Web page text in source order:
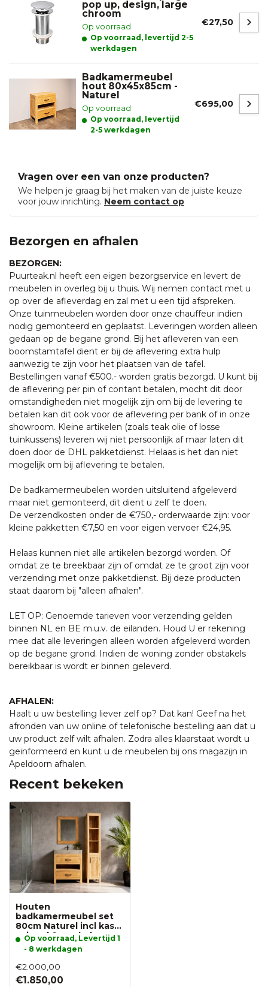
pop up, design, large
chroom
Op voorraad
Op voorraad, levertijd 2-5
werkdagen
€27,50
Badkamermeubel
hout 80x45x85cm -
Naturel
Op voorraad
Op voorraad, levertijd
2-5 werkdagen
€695,00
Vragen over een van onze producten?
We helpen je graag bij het maken van de juiste keuze
voor jouw inrichting. Neem contact op
Bezorgen en afhalen
BEZORGEN:
Puurteak.nl heeft een eigen bezorgservice en levert de
meubelen in overleg bij u thuis. Wij nemen contact met u
op over de afleverdag en zal met u een tijd afspreken.
Onze tuinmeubelen worden door onze chauffeur indien
nodig gemonteerd en geplaatst. Leveringen worden alleen
gedaan op de begane grond. Bij het afleveren van een
boomstamtafel dient er bij de aflevering extra hulp
aanwezig te zijn voor het plaatsen van de tafel.
Bestellingen vanaf €500.- worden gratis bezorgd. U kunt bij
de aflevering per pin of contant betalen, mocht dit door
omstandigheden niet mogelijk zijn om bij de levering te
betalen kan dit ook voor de aflevering per bank of in onze
showroom. Kleine artikelen (zoals teak olie of losse
tuinkussens) leveren wij niet persoonlijk af maar laten dit
doen door de DHL pakketdienst. Helaas is het dan niet
mogelijk om bij aflevering te betalen.
De badkamermeubelen worden uitsluitend afgeleverd
maar niet gemonteerd, dit dient u zelf te doen.
De verzendkosten onder de €750,- orderwaarde zijn: voor
kleine pakketten €7,50 en voor eigen vervoer €24,95.
Helaas kunnen niet alle artikelen bezorgd worden. Of
omdat ze te breekbaar zijn of omdat ze te groot zijn voor
verzending met onze pakketdienst. Bij deze producten
staat daarom bij "alleen afhalen".
LET OP: Genoemde tarieven voor verzending gelden
binnen NL en BE m.u.v. de eilanden. Houd U er rekening
mee dat alle leveringen alleen worden afgeleverd worden
op de begane grond. Indien de woning zonder obstakels
bereikbaar is wordt er binnen geleverd.
AFHALEN:
Haalt u uw bestelling liever zelf op? Dat kan! Geef na het
afronden van uw online of telefonische bestelling aan dat u
uw product zelf wilt afhalen. Zodra alles klaarstaat wordt u
geïnformeerd en kunt u de meubelen bij ons magazijn in
Apeldoorn afhalen.
Recent bekeken
Houten
badkamermeubel set
80cm Naturel incl kast,
spiegel & wasbak
Op voorraad, Levertijd 1
- 8 werkdagen
€2.000,00
€1.850,00